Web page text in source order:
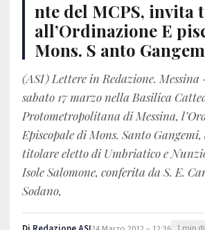
nte del MCPS, invita
all’Ordinazione E
Mons. S anto
(ASI) Lettere in Redazione. Messina
sabato 17 marzo nella Basilica
Protometropolitana di Messina,
Episcopale di Mons. Santo Gangemi,
titolare eletto di Umbriatico e
Isole Salomone, conferita da S. E.
Sodano,